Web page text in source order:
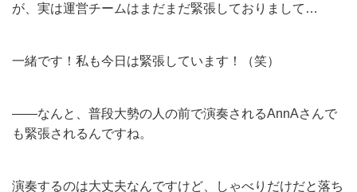
が、実は運営チームはまだまだ緊張しておりまして…
一緒です！私も今日は緊張しています！（笑）
——なんと、普段大勢の人の前で演奏されるAnnAさんで
も緊張されるんですね。
演奏するのは大丈夫なんですけど、しゃべりだけだと落ち